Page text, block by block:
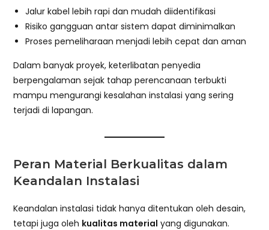
Jalur kabel lebih rapi dan mudah diidentifikasi
Risiko gangguan antar sistem dapat diminimalkan
Proses pemeliharaan menjadi lebih cepat dan aman
Dalam banyak proyek, keterlibatan penyedia
berpengalaman sejak tahap perencanaan terbukti
mampu mengurangi kesalahan instalasi yang sering
terjadi di lapangan.
Peran Material Berkualitas dalam
Keandalan Instalasi
Keandalan instalasi tidak hanya ditentukan oleh desain,
tetapi juga oleh kualitas material yang digunakan.